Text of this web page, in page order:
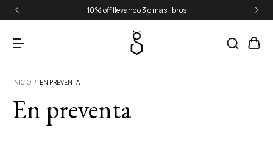
10% off llevando 3 o más libros
INICIO / EN PREVENTA
En preventa